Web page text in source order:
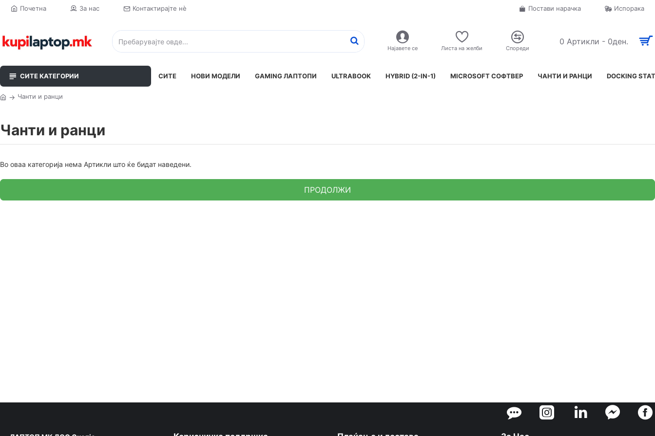
Почетна За нас Контактирајте нè Постави нарачка Испорака
Најавете се Листа на желби Спореди
0 Артикли - 0ден.
СИТЕ КАТЕГОРИИ СИТЕ НОВИ МОДЕЛИ GAMING ЛАПТОПИ ULTRABOOK HYBRID (2-IN-1) MICROSOFT СОФТВЕР ЧАНТИ И РАНЦИ DOCKING
Чанти и ранци
Чанти и ранци
Во оваа категорија нема Артикли што ќе бидат наведени.
ПРОДОЛЖИ